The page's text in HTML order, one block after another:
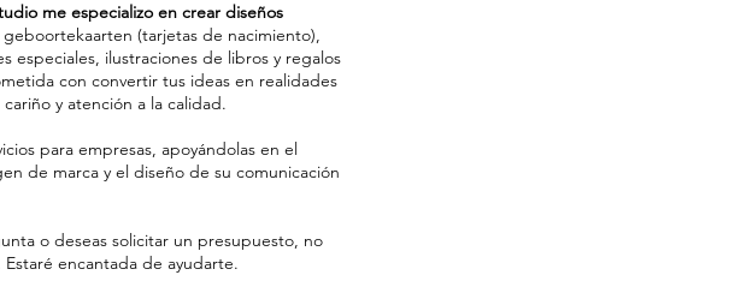
me especializo en crear diseños
(tarjetas de nacimiento),
especiales, ilustraciones de libros y regalos
con convertir tus ideas en realidades
y atención a la calidad.
para empresas, apoyándolas en el
de marca y el diseño de su comunicación
o deseas solicitar un presupuesto, no
encantada de ayudarte.